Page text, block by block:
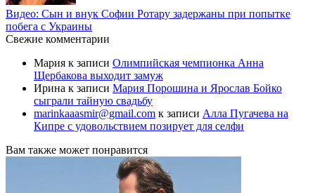
Видео: Сын и внук Софии Ротару задержаны при попытке
побега с Украины
Свежие комментарии
Мария к записи Олимпийская чемпионка Анна
Щербакова выходит замуж
Ирина к записи Мария Порошина и Ярослав Бойко
сыграли тайную свадьбу
marinkaaasmir@gmail.com к записи Алла Пугачева на
Кипре с удовольствием позирует для селфи
Вам также может понравится